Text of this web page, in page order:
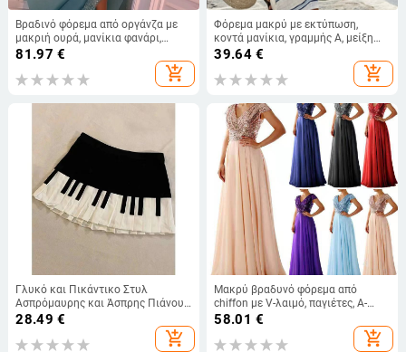
Βραδινό φόρεμα από οργάνζα με
μακριή ουρά, μανίκια φανάρι,
μακριά φούστα — Άνοιξη 2024
81.97 €
add_shopping_cart
Φόρεμα μακρύ με εκτύπωση,
κοντά μανίκια, γραμμής Α, μείξη
λίνων, V‑λαιμό
39.64€
add_shopping_cart
Γλυκό και Πικάντικο Στυλ
Ασπρόμαυρης και Άσπρης Πιάνου
Vintage Πλισέ Φούστα για
Γυναικεία Άνοιξη Νέο Σχέδιο
Φούστα Αδυνατίσματος
28.49 €
add_shopping_cart
Μακρύ βραδυνό φόρεμα από
chiffon με V-λαιμό, παγιέτες, Α-
γραμμή, ψηλή μέση
58.01 €
add_shopping_cart